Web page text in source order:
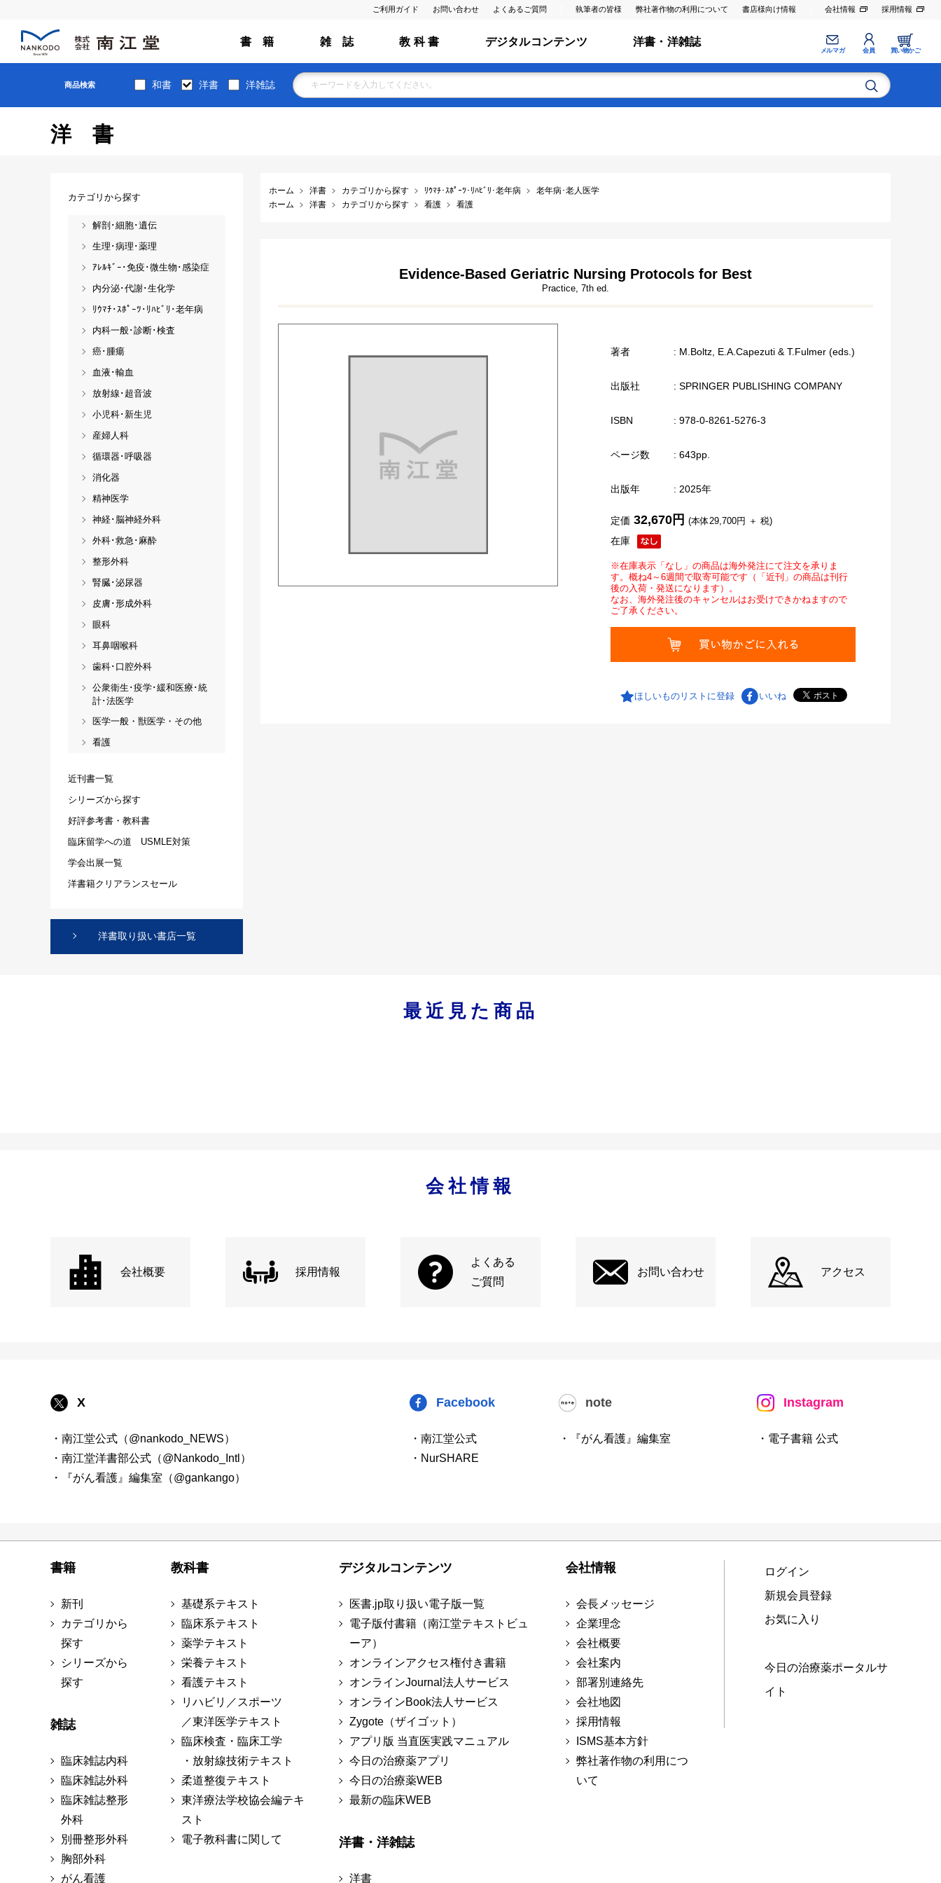
ご利用ガイド お問い合わせ よくあるご質問 執筆者の皆様 弊社著作物の利用について 書店様向け情報 会社情報 採用情報
書 籍 雑 誌 教 科 書 デジタルコンテンツ 洋書・洋雑誌
メルマガ 会員 買い物かご
商品検索 和書 洋書 洋雑誌
洋書
ホーム 洋書 カテゴリから探す ﾘｳﾏﾁ･ｽﾎﾟｰﾂ･ﾘﾊﾋﾞﾘ･老年病
老年病･老人医学
ホーム
洋書 カテゴリから探す 看護 看護
Evidence-Based Geriatric Nursing Protocols for Best
Practice, 7th ed.
著者 : M.Boltz, E.A.Capezuti & T.Fulmer (eds.)
出版社 : SPRINGER PUBLISHING COMPANY
ISBN : 978-0-8261-5276-3
ページ数 : 643pp.
出版年 : 2025年
在庫
定価 32,670円 (本体29,700円 ＋ 税)
※在庫表示「なし」の商品は海外発注にて注文を承りま
す。概ね4～6週間で取寄可能です（「近刊」の商品は刊行
後の入荷・発送になります）。
なお、海外発注後のキャンセルはお受けできかねますので
ご了承ください。
ほしいものリストに登録 いいね
カテゴリから探す
解剖･細胞･遺伝
生理･病理･薬理
ｱﾚﾙｷﾞｰ･免疫･微生物･感染症
内分泌･代謝･生化学
ﾘｳﾏﾁ･ｽﾎﾟｰﾂ･ﾘﾊﾋﾞﾘ･老年病
内科一般･診断･検査
癌･腫瘍
血液･輸血
放射線･超音波
小児科･新生児
産婦人科
循環器･呼吸器
消化器
精神医学
神経･脳神経外科
外科･救急･麻酔
整形外科
腎臓･泌尿器
皮膚･形成外科
眼科
耳鼻咽喉科
歯科･口腔外科
公衆衛生･疫学･緩和医療･統
計･法医学
医学一般・獣医学・その他
看護
近刊書一覧
シリーズから探す
好評参考書・教科書
臨床留学への道 USMLE対策
学会出展一覧
洋書籍クリアランスセール
洋書取り扱い書店一覧
最近見た商品
会社情報
会社概要 採用情報
よくある
ご質問
お問い合わせ アクセス
X
・南江堂公式（@nankodo_NEWS）
・南江堂洋書部公式（@Nankodo_Intl）
・『がん看護』編集室（@gankango）
Facebook
・南江堂公式
・NurSHARE
note
・『がん看護』編集室
Instagram
・電子書籍 公式
書籍
新刊
カテゴリから
探す
シリーズから
探す
雑誌
臨床雑誌内科
臨床雑誌外科
臨床雑誌整形
外科
別冊整形外科
胸部外科
がん看護
教科書
基礎系テキスト
臨床系テキスト
薬学テキスト
栄養テキスト
看護テキスト
リハビリ／スポーツ
／東洋医学テキスト
臨床検査・臨床工学
・放射線技術テキスト
柔道整復テキスト
東洋療法学校協会編テキ
スト
電子教科書に関して
デジタルコンテンツ
医書.jp取り扱い電子版一覧
電子版付書籍（南江堂テキストビュ
ーア）
オンラインアクセス権付き書籍
オンラインJournal法人サービス
オンラインBook法人サービス
Zygote（ザイゴット）
アプリ版 当直医実践マニュアル
今日の治療薬アプリ
今日の治療薬WEB
最新の臨床WEB
洋書・洋雑誌
洋書
会社情報
会長メッセージ
企業理念
会社概要
会社案内
部署別連絡先
会社地図
採用情報
ISMS基本方針
弊社著作物の利用につ
いて
ログイン
新規会員登録
お気に入り
今日の治療薬ポータルサ
イト